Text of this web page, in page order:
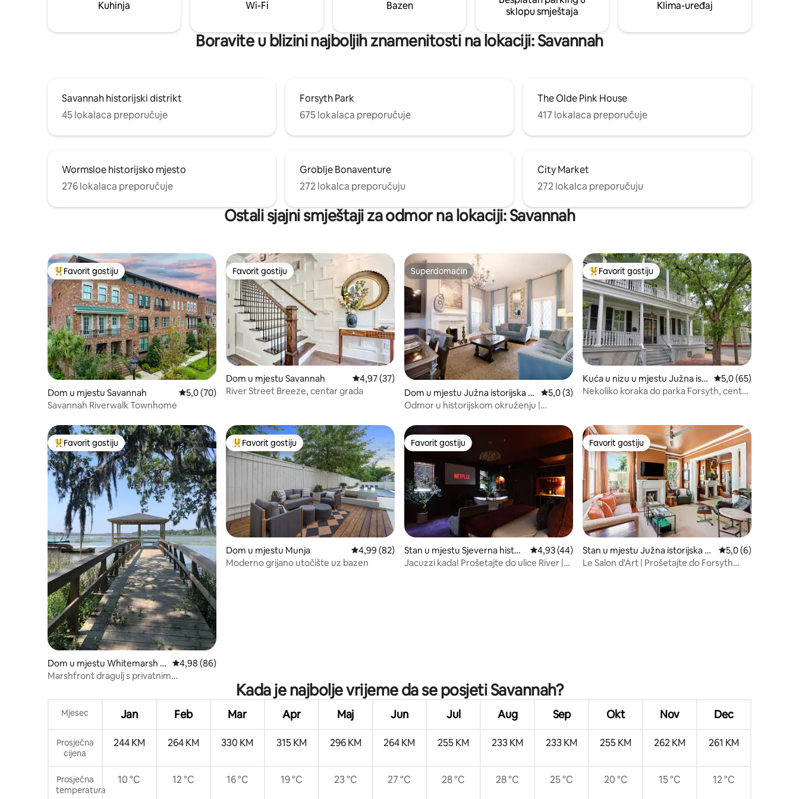
profil domaćina ili rezervišite.
Kuhinja Wi-Fi Bazen
sklopu smještaja
Klima-uređaj
Boravite u blizini najboljih znamenitosti na lokaciji: Savannah
Savannah historijski distrikt
45 lokalaca preporučuje
Forsyth Park
675 lokalaca preporučuje
The Olde Pink House
417 lokalaca preporučuje
Wormsloe historijsko mjesto
276 lokalaca preporučuje
Groblje Bonaventure
272 lokalca preporučuju
City Market
272 lokalca preporučuju
Ostali sjajni smještaji za odmor na lokaciji: Savannah
Glavni favorit gostiju
Favorit gostiju
Dom u mjestu Savannah Prosječna ocjena: 5,0 od 5, recenzija: 70
5,0 (70)
Savannah Riverwalk Townhome
Favorit gostiju
Favorit gostiju
Dom u mjestu Savannah Prosječna ocjena: 4,97 od 5, recenzija: 37
4,97 (37)
River Street Breeze, centar grada
Superdomaćin
Superdomaćin
Dom u mjestu Južna istorijska č
etvrt
Prosječna ocjena: 5,0 od 5, recenzija: 3
5,0 (3)
Odmor u historijskom okruženju |
Glavni favorit gostiju
Favorit gostiju
Kuća u nizu u mjestu Južna ist
orijska četvrt
Prosječna ocjena:
5,0 (65)
Nekoliko koraka do parka Forsyth, centra
Glavni favorit gostiju
Favorit gostiju
Dom u mjestu Whitemarsh Is
land
Prosječna ocjena: 4,98 od 5, recenzija: 86
4,98 (86)
Marshfront dragulj s privatnim
Glavni favorit gostiju
Favorit gostiju
Dom u mjestu Munja Prosječna ocjena: 4,99 od 5, recenzija: 82
4,99 (82)
Moderno grijano utočište uz bazen
Favorit gostiju
Favorit gostiju
Stan u mjestu Sjeverna histori
jska četvrt
Prosječna ocjena: 4,93 od 5, recenzija: 44
4,93 (44)
Jacuzzi kada! Prošetajte do ulice River |
Favorit gostiju
Favorit gostiju
Stan u mjestu Južna istorijska č
etvrt
Prosječna ocjena:
5,0 (6)
Le Salon d'Art | Prošetajte do Forsyth
Kada je najbolje vrijeme da se posjeti Savannah?
Mjesec Jan Feb Mar Apr Maj Jun Jul Aug Sep Okt Nov Dec
Prosječna
cijena
244 KM 264 KM 330 KM 315 KM 296 KM 264 KM 255 KM 233 KM 233 KM 255 KM 262 KM 261 KM
Prosječna
temperatura
10 °C 12 °C 16 °C 19 °C 23 °C 27 °C 28 °C 28 °C 25 °C 20 °C 15 °C 12 °C